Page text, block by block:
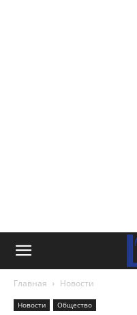
Главная Новости
Новости Общество